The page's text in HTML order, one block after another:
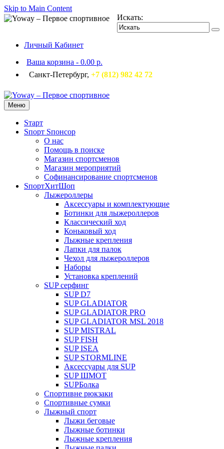
Skip to Main Content
Искать:
Личный Кабинет
Ваша корзина - 0.00 р.
Санкт-Петербург, +7 (812) 982 42 72
Меню
Sтарт
Sпорт Sпонсор
О нас
Помощь в поиске
Магазин спортсменов
Магазин мероприятий
Софинансирование спортсменов
SпортХитШоп
Лыжероллеры
Аксессуары и комплектующие
Ботинки для лыжероллеров
Классический ход
Коньковый ход
Лыжные крепления
Лапки для палок
Чехол для лыжероллеров
Наборы
Установка креплений
SUP серфинг
SUP D7
SUP GLADIATOR
SUP GLADIATOR PRO
SUP GLADIATOR MSL 2018
SUP MISTRAL
SUP FISH
SUP ISEA
SUP STORMLINE
Аксессуары для SUP
SUP ШМОТ
SUPБолка
Спортивне рюкзаки
Спортивные сумки
Лыжный спорт
Лыжи беговые
Лыжные ботинки
Лыжные крепления